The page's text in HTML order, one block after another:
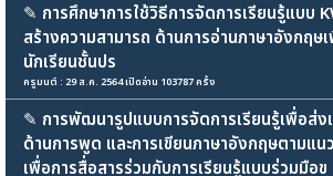
✎ การศึกษาการใช้วิธีการจัดการเรียนรู้แบบ
สร้างความสามารถ ด้านการอ่านภาษาอังกฤษ
นักเรียนชั้นปร
ครูมนต์ : 29 ส.ค. 2564 เปิดอ่าน 103787 ครั้ง
✎ การพัฒนารูปแบบการจัดการเรียนรู้เพื่อส่ง
ด้านการพูด และการเขียนภาษาอังกฤษตามแ
เพื่อการสื่อสารร่วมกับการเรียนรู้แบบร่วมมือข